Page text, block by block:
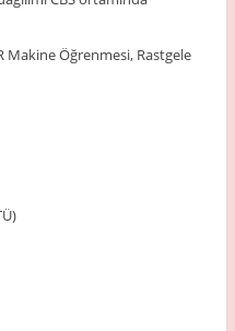
Makine Öğrenmesi, Rastgele